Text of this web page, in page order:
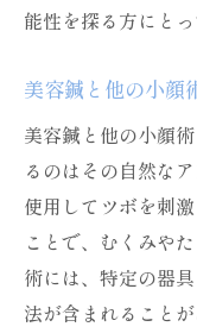
能性を探る方にと
美容鍼と他の小顔
美容鍼と他の小顔
るのはその自然な
使用してツボを刺
ことで、むくみや
術には、特定の器
法が含まれること